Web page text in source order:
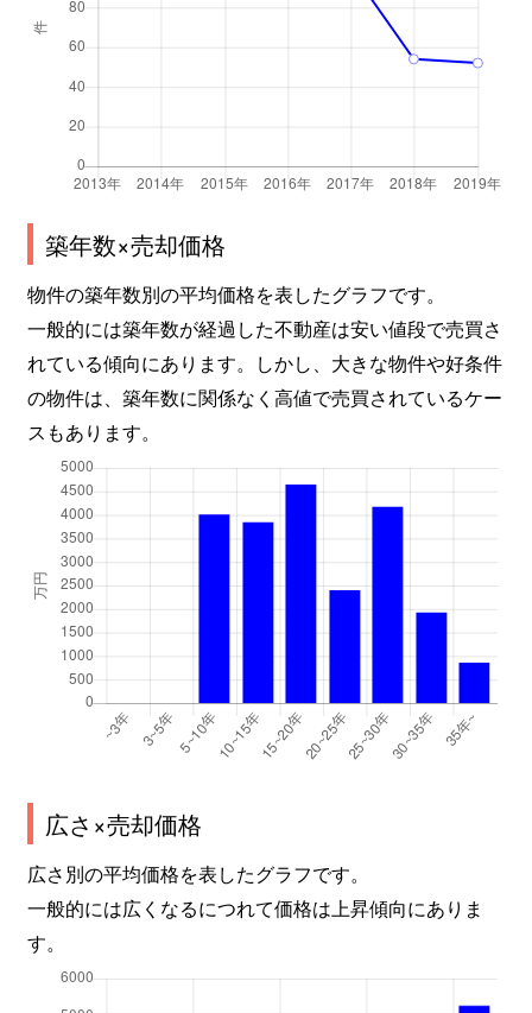
築年数×売却価格
物件の築年数別の平均価格を表したグラフです。
一般的には築年数が経過した不動産は安い値段で売買さ
れている傾向にあります。しかし、大きな物件や好条件
の物件は、築年数に関係なく高値で売買されているケー
スもあります。
広さ×売却価格
広さ別の平均価格を表したグラフです。
一般的には広くなるにつれて価格は上昇傾向にありま
す。